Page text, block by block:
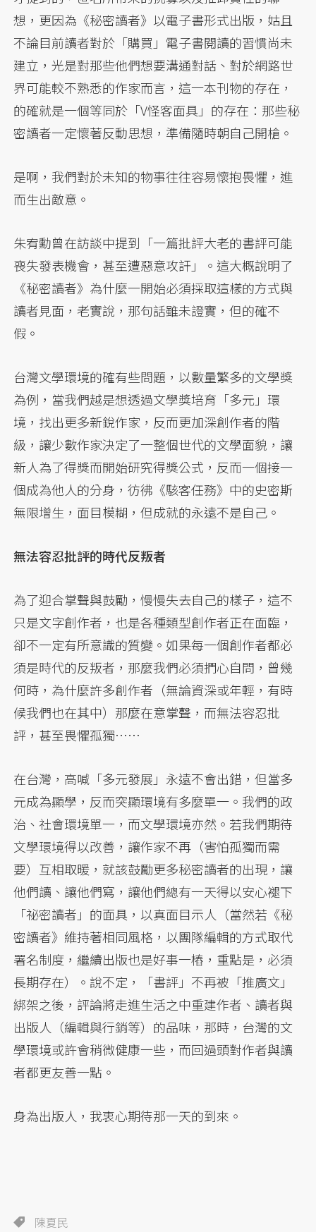
想，更因為《秘密讀者》以電子書形式出版，姑且
不論目前讀者對於「購買」電子書閱讀的習慣尚未
建立，光是對那些他們想要溝通對話、對於網路世
界可能較不熟悉的作家而言，這一本刊物的存在，
的確就是一個等同於「V怪客面具」的存在：那些秘
密讀者一定懷著反動思想，準備隨時朝自己開槍。
是啊，我們對於未知的物事往往容易懷抱畏懼，進
而生出敵意。
朱宥勳曾在訪談中提到「一篇批評大老的書評可能
喪失發表機會，甚至遭惡意攻訐」。這大概說明了
《秘密讀者》為什麼一開始必須採取這樣的方式與
讀者見面，老實說，那句話雖未證實，但的確不
假。
台灣文學環境的確有些問題，以數量繁多的文學獎
為例，當我們越是想透過文學獎培育「多元」環
境，找出更多新銳作家，反而更加深創作者的階
級，讓少數作家決定了一整個世代的文學面貌，讓
新人為了得獎而開始研究得獎公式，反而一個接一
個成為他人的分身，彷彿《駭客任務》中的史密斯
無限增生，面目模糊，但成就的永遠不是自己。
無法容忍批評的時代反叛者
為了迎合掌聲與鼓勵，慢慢失去自己的樣子，這不
只是文字創作者，也是各種類型創作者正在面臨，
卻不一定有所意識的質變。如果每一個創作者都必
須是時代的反叛者，那麼我們必須捫心自問，曾幾
何時，為什麼許多創作者（無論資深或年輕，有時
候我們也在其中）那麼在意掌聲，而無法容忍批
評，甚至畏懼孤獨……
在台灣，高喊「多元發展」永遠不會出錯，但當多
元成為顯學，反而突顯環境有多麼單一。我們的政
治、社會環境單一，而文學環境亦然。若我們期待
文學環境得以改善，讓作家不再（害怕孤獨而需
要）互相取暖，就該鼓勵更多秘密讀者的出現，讓
他們讀、讓他們寫，讓他們總有一天得以安心褪下
「祕密讀者」的面具，以真面目示人（當然若《秘
密讀者》維持著相同風格，以團隊編輯的方式取代
署名制度，繼續出版也是好事一樁，重點是，必須
長期存在）。說不定，「書評」不再被「推廣文」
綁架之後，評論將走進生活之中重建作者、讀者與
出版人（編輯與行銷等）的品味，那時，台灣的文
學環境或許會稍微健康一些，而回過頭對作者與讀
者都更友善一點。
身為出版人，我衷心期待那一天的到來。
陳夏民